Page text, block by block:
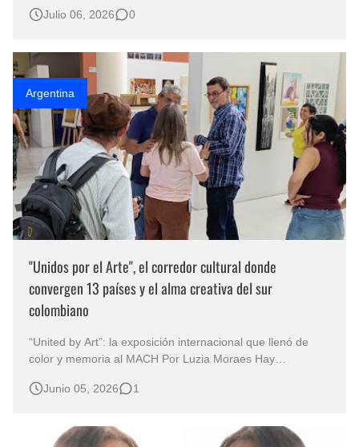
la contemplación en una experiencia emocional. Ese es el
María Eugenia…
Julio 06, 2026 0
Argentina
"Unidos por el Arte", el corredor cultural donde
convergen 13 países y el alma creativa del sur
colombiano
“United by Art”: la exposición internacional que llenó de
color y memoria al MACH Por Luzia Moraes Hay
cambio, se sienten como una conversación pendiente
por el Arte” pertenece a esta …
Junio 05, 2026 1